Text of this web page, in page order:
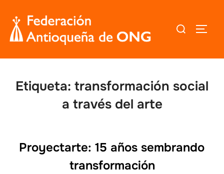
contenido
Buscar:
Etiqueta: transformación social
a través del arte
Proyectarte: 15 años sembrando
transformación